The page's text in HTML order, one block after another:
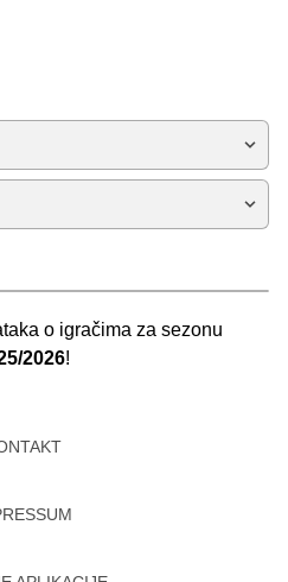
o igračima za sezonu
2026!